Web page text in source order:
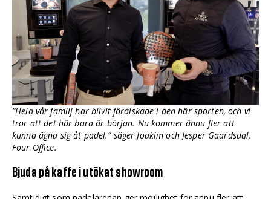
”Hela vår familj har blivit förälskade i den här sporten, och vi
tror att det här bara är början. Nu kommer ännu fler att
kunna ägna sig åt padel.” säger Joakim och Jesper Gaardsdal,
Four Office.
Bjuda på kaffe i utökat showroom